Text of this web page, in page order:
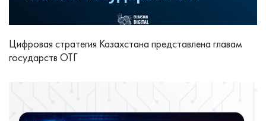
Цифровая стратегия Казахстана представлена главам
государств ОТГ